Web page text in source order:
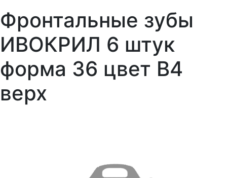
Фронтальные зубы
ИВОКРИЛ 6 штук
форма 36 цвет В4
верх